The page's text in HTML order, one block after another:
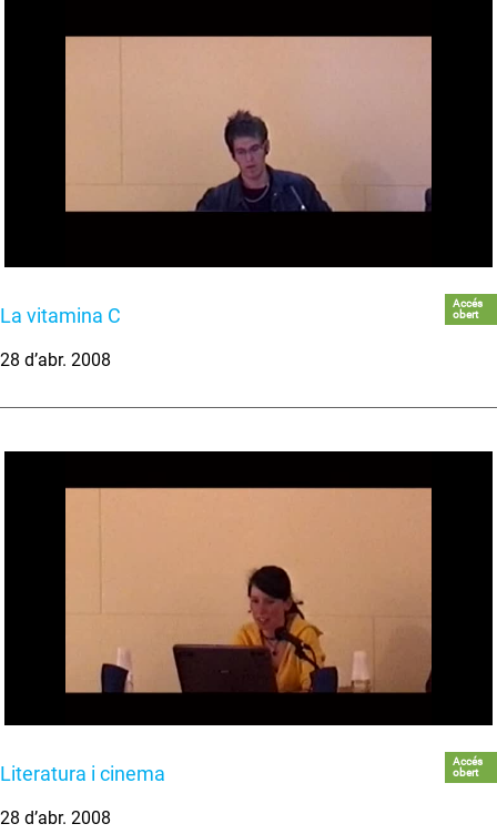
La vitamina C
Accés
obert
28 d’abr. 2008
Literatura i cinema
Accés
obert
28 d’abr. 2008